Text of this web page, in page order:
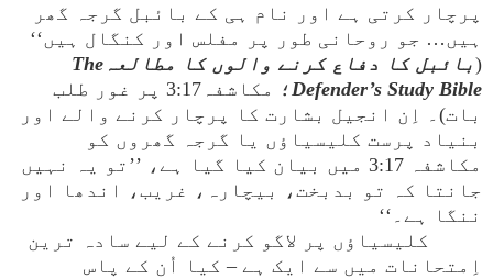
پرچار کرتی ہے اور نام ہی کے بائبل گرجہ گھر
ہیں… جو روحانی طور پر مفلس اور کنگال ہیں‘‘
(
بائبل کا دفاع کرنے والوں کا مطالعہThe
Defender’s Study Bible
؛ مکاشفہ3:17 پر غور طلب
بات)۔ اِن انجیل بشارت کا پرچار کرنے والے اور
بنیاد پرست کلیسیاؤں یا گرجہ گھروں کو
مکاشفہ 3:17 میں بیان کیا گیا ہے، ’’تو یہ نہیں
جانتا کہ تو بدبخت، بیچارہ، غریب، اندھا اور
ننگا ہے۔‘‘
کلیسیاؤں پر لاگو کرنے کے لیے سادہ ترین
اِمتحانات میں سے ایک ہے – کیا اُن کے پاس